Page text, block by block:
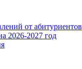
от абитуриентов
2026-2027 год